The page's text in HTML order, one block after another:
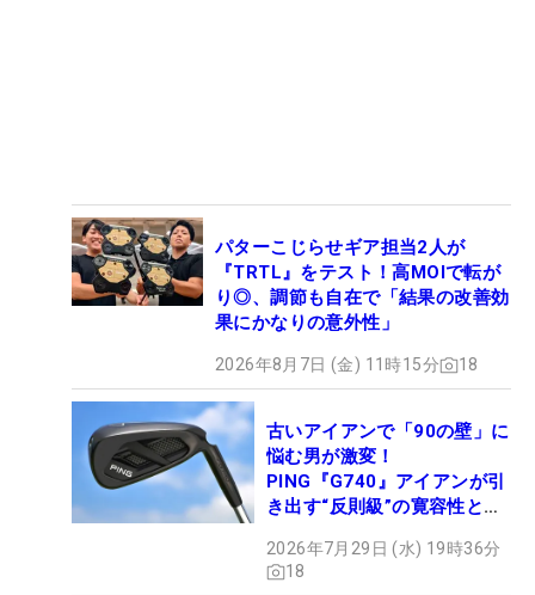
パターこじらせギア担当2人が
『TRTL』をテスト！高MOIで転が
り◎、調節も自在で「結果の改善効
果にかなりの意外性」
2026年8月7日 (金) 11時15分 18
古いアイアンで「90の壁」に
悩む男が激変！
PING『G740』アイアンが引
き出す“反則級”の寛容性と飛
2026年7月29日 (水) 19時36分
18